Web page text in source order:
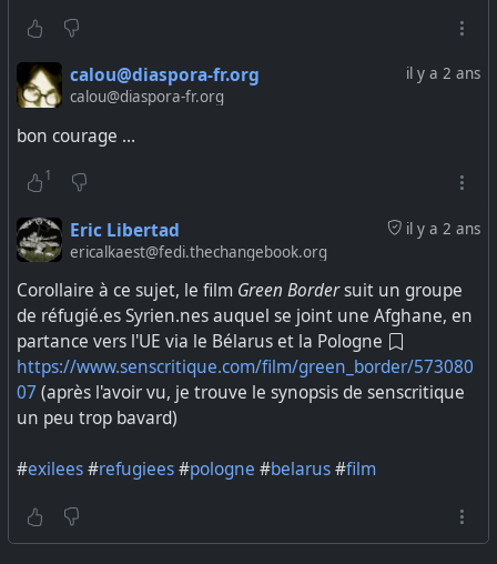
il y a 2 ans
calou@diaspora-fr.org
calou@diaspora-fr.org
bon courage ...
1
il y a 2 ans
Eric Libertad
ericalkaest@fedi.thechangebook.org
Corollaire à ce sujet, le film Green Bordersuit un groupe
de réfugié.es Syrien.nes auquel se joint une Afghane, en
partance vers l'UE via le Bélarus et la Pologne
https://www.senscritique.com/film/green_border/573080
07 (après l'avoir vu, je trouve le synopsis de senscritique
un peu trop bavard)
#exilees#refugiees#pologne #belarus#film